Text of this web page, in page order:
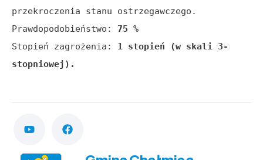
przekroczenia stanu ostrzegawczego.
Prawdopodobieństwo: 75 %
Stopień zagrożenia: 1 stopień (w skali 3-